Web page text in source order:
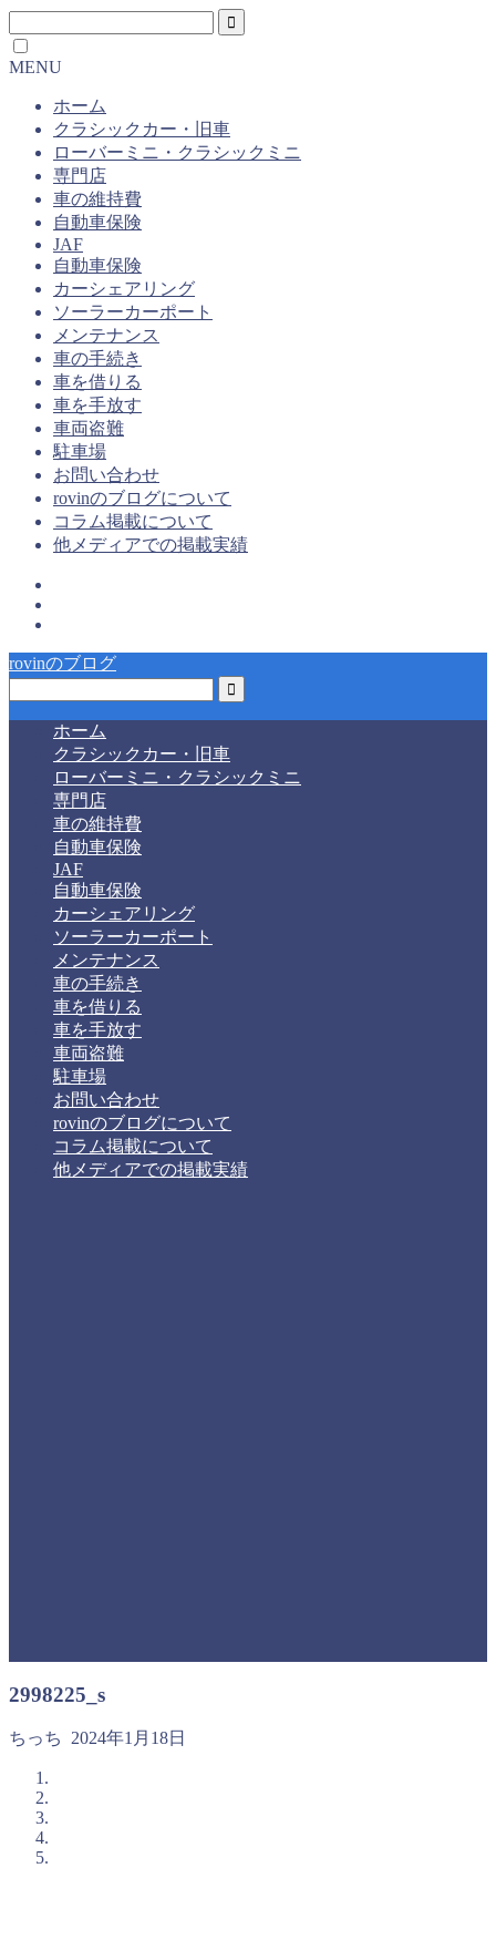
MENU
ホーム
クラシックカー・旧車
ローバーミニ・クラシックミニ
専門店
車の維持費
自動車保険
JAF
自動車保険
カーシェアリング
ソーラーカーポート
メンテナンス
車の手続き
車を借りる
車を手放す
車両盗難
駐車場
お問い合わせ
rovinのブログについて
コラム掲載について
他メディアでの掲載実績
rovinのブログ
ホーム
クラシックカー・旧車
ローバーミニ・クラシックミニ
専門店
車の維持費
自動車保険
JAF
自動車保険
カーシェアリング
ソーラーカーポート
メンテナンス
車の手続き
車を借りる
車を手放す
車両盗難
駐車場
お問い合わせ
rovinのブログについて
コラム掲載について
他メディアでの掲載実績
2998225_s
ちっち 2024年1月18日